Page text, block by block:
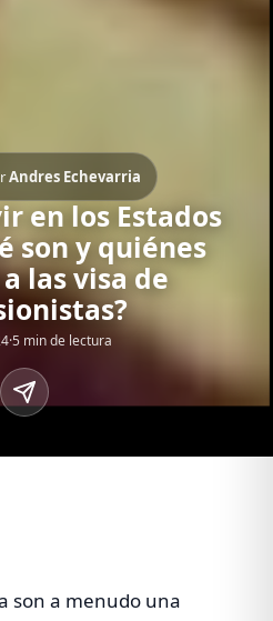
Andres Echevarria
en los Estados
son y quiénes
las visa de
·5 min de lectura
son a menudo una